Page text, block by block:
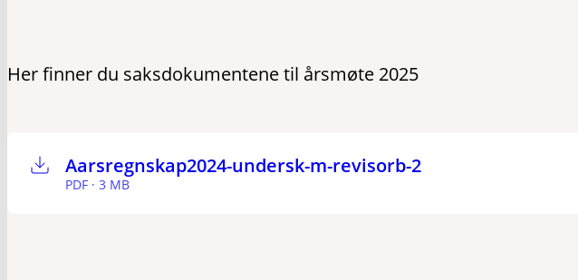
Her finner du saksdokumentene til årsmøte 2025
Aarsregnskap2024-undersk-m-revisorb-2
PDF · 3 MB